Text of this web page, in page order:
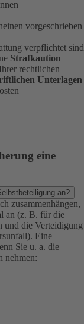
vorgeschrieben
verpflichtet sind
Strafkaution
rechtlichen
Unterlagen
eine
an?
zusammenhängen,
an (z. B. für die
und die Verteidigung
Eine
Sie u. a. die
nehmen: